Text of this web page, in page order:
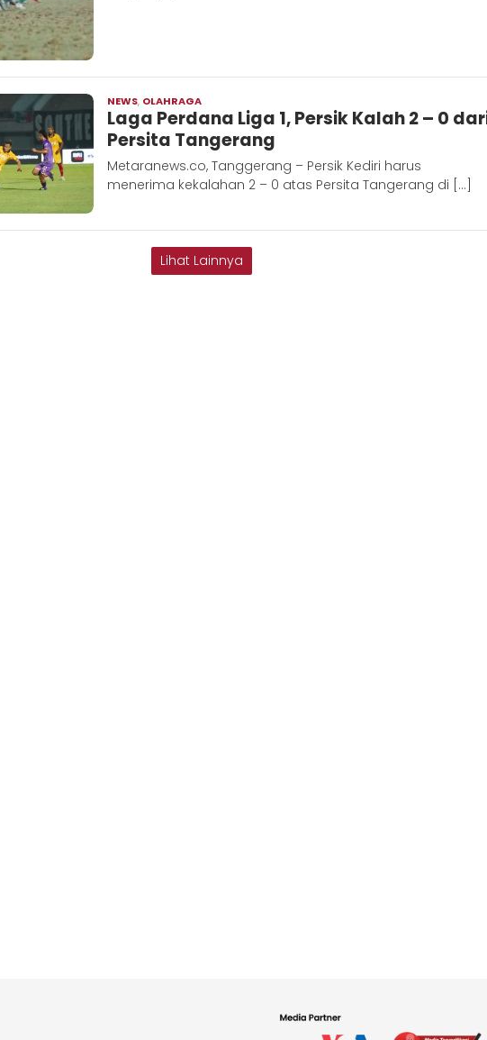
NEWS, OLAHRAGA
Metara
Laga Perdana Liga 1, Persik Kalah 2 – 0
Persita Tangerang
Metaranews.co, Tanggerang – Persik Kediri harus
menerima kekalahan 2 – 0 atas Persita Tangerang di […]
Lihat Lainnya